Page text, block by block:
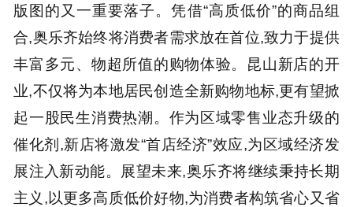
版图的又一重要落子。凭借“高质低价”的商品组
合,奥乐齐始终将消费者需求放在首位,致力于提供
丰富多元、物超所值的购物体验。昆山新店的开
业,不仅将为本地居民创造全新购物地标,更有望掀
起一股民生消费热潮。作为区域零售业态升级的
催化剂,新店将激发“首店经济”效应,为区域经济发
展注入新动能。展望未来,奥乐齐将继续秉持长期
主义,以更多高质低价好物,为消费者构筑省心又省